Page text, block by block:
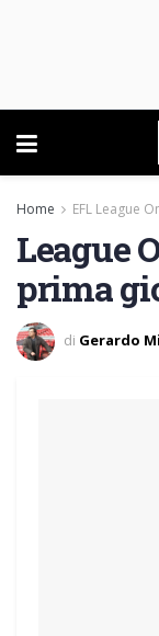
Home EFL League
League
prima
di Gerardo